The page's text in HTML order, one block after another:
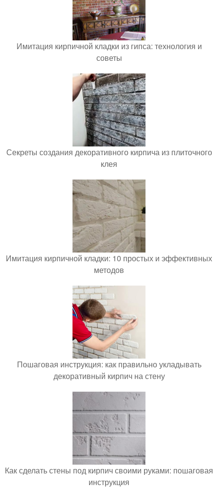
Имитация кирпичной кладки из гипса: технология и
советы
Секреты создания декоративного кирпича из плиточного
клея
Имитация кирпичной кладки: 10 простых и эффективных
методов
Пошаговая инструкция: как правильно укладывать
декоративный кирпич на стену
Как сделать стены под кирпич своими руками: пошаговая
инструкция